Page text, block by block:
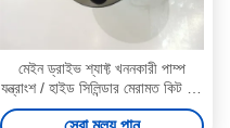
মেইন ড্রাইভ শ্যাফ্ট খননকারী পাম্প
যন্ত্রাংশ / হাইড সিলিন্ডার মেরামত কিট 16
এক্স 46 দাঁত